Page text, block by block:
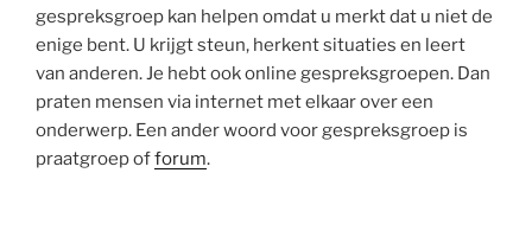
gespreksgroep kan helpen omdat u merkt dat u niet de
enige bent. U krijgt steun, herkent situaties en leert
van anderen. Je hebt ook online gespreksgroepen. Dan
praten mensen via internet met elkaar over een
onderwerp. Een ander woord voor gespreksgroep is
praatgroep offorum.